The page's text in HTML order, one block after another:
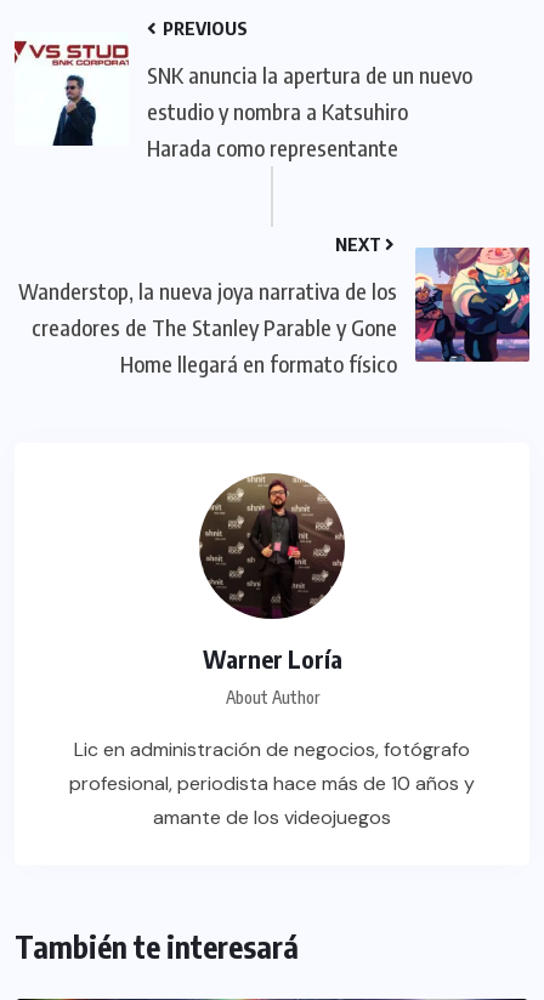
PREVIOUS
SNK anuncia la apertura de un nuevo
estudio y nombra a Katsuhiro
Harada como representante
NEXT
Wanderstop, la nueva joya narrativa de los
creadores de The Stanley Parable y Gone
Home llegará en formato físico
Warner Loría
About Author
Lic en administración de negocios, fotógrafo
profesional, periodista hace más de 10 años y
amante de los videojuegos
También te interesará